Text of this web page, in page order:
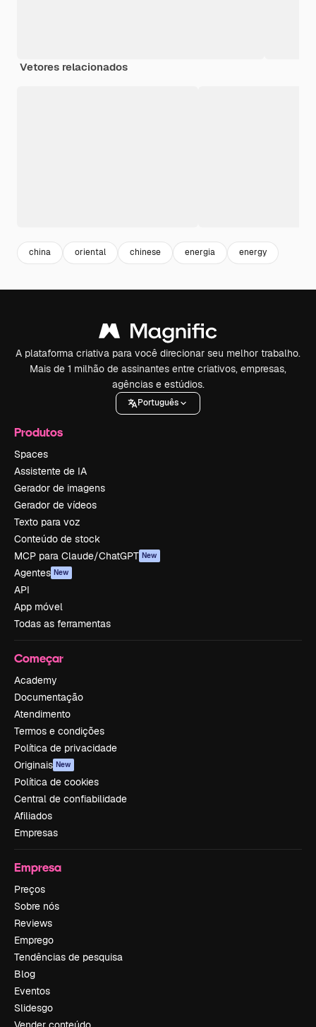
Vetores relacionados
china oriental chinese energia energy
A plataforma criativa para você direcionar seu melhor trabalho.
Mais de 1 milhão de assinantes entre criativos, empresas,
agências e estúdios.
Português
Produtos
Spaces
Assistente de IA
Gerador de imagens
Gerador de vídeos
Texto para voz
Conteúdo de stock
MCP para Claude/ChatGPT New
Agentes New
API
App móvel
Todas as ferramentas
Começar
Academy
Documentação
Atendimento
Termos e condições
Política de privacidade
Originais New
Política de cookies
Central de confiabilidade
Afiliados
Empresas
Empresa
Preços
Sobre nós
Reviews
Emprego
Tendências de pesquisa
Blog
Eventos
Slidesgo